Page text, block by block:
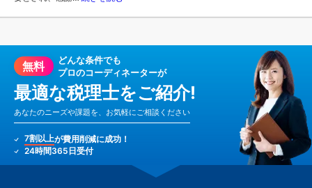
無料
どんな条件でも
プロのコーディネーターが
最適な税理士をご紹介!
あなたのニーズや課題を、お気軽にご相談ください
7割以上が費用削減に成功！
24時間365日受付